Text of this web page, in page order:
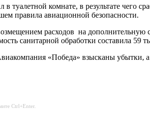
туалетной комнате, в результате чего
правила авиационной безопасности.
расходов на дополнительную
санитарной обработки составила 59
«Победа» взысканы убытки,
Ctrl+Enter.